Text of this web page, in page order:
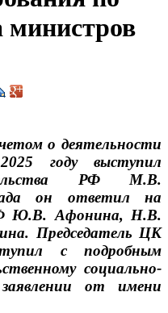
министров
о деятельности
году выступил
РФ М.В.
он ответил на
Ю.В. Афонина, Н.В.
Председатель ЦК
с подробным
социально-
заявлении от имени